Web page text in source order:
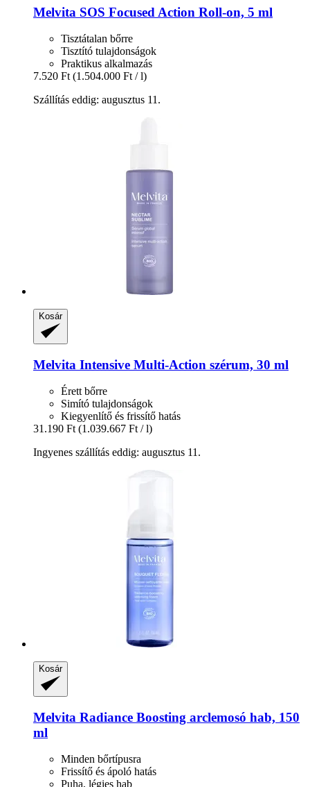
Melvita SOS Focused Action Roll-​on, 5 ml
Tisztátalan bőrre
Tisztító tulajdonságok
Praktikus alkalmazás
7.520 Ft (1.504.000 Ft / l)
Szállítás eddig: augusztus 11.
Kosár
Melvita Intensive Multi-​Action szérum, 30 ml
Érett bőrre
Simító tulajdonságok
Kiegyenlítő és frissítő hatás
31.190 Ft (1.039.667 Ft / l)
Ingyenes szállítás eddig: augusztus 11.
Kosár
Melvita Radiance Boosting arclemosó hab, 150
ml
Minden bőrtípusra
Frissítő és ápoló hatás
Puha, légies hab